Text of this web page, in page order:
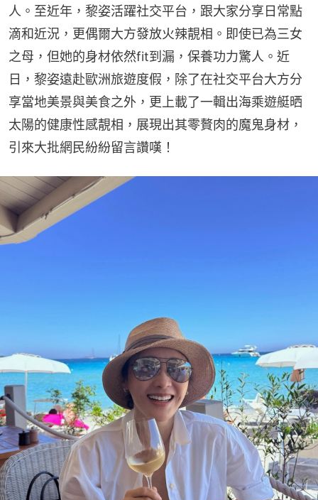
人。至近年，黎姿活躍社交平台，跟大家分享日常點
滴和近況，更偶爾大方發放火辣靚相。即使已為三女
之母，但她的身材依然fit到漏，保養功力驚人。近
日，黎姿遠赴歐洲旅遊度假，除了在社交平台大方分
享當地美景與美食之外，更上載了一輯出海乘遊艇晒
太陽的健康性感靚相，展現出其零贅肉的魔鬼身材，
引來大批網民紛紛留言讚嘆！